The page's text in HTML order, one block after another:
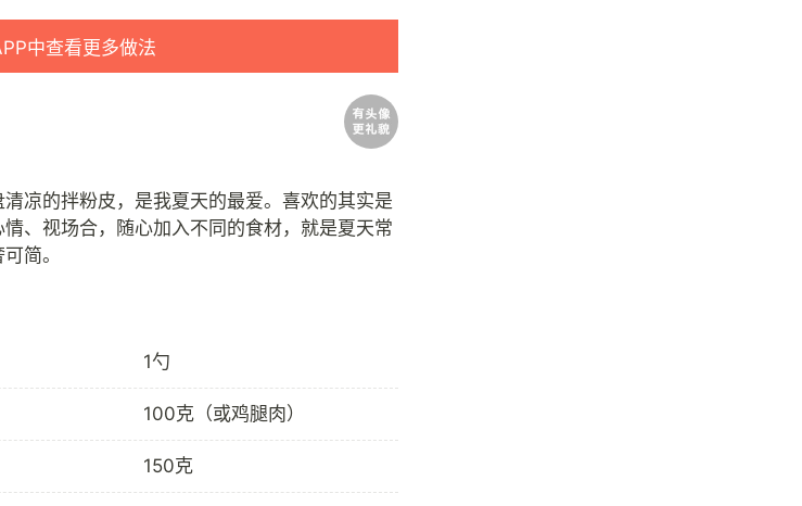
中查看更多做法
凉的拌粉皮，是我夏天的最爱。喜欢的其实是
、视场合，随心加入不同的食材，就是夏天常
1勺
100克（或鸡腿肉）
150克